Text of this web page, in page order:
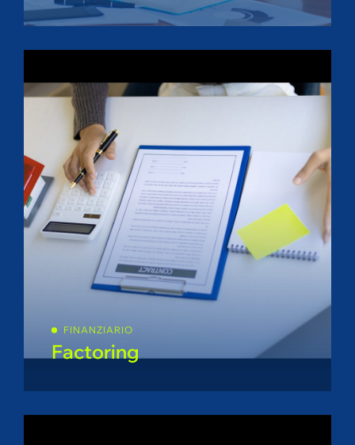
FINANZIARIO
Factoring